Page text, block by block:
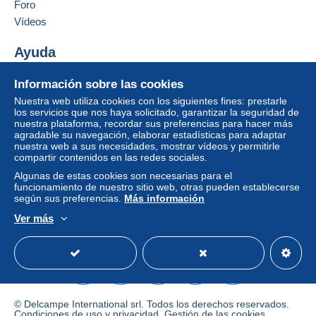
vendedor al comprador. Una compra no pagada
comprador.
cláusulas relativas al pago, estas se considerarán
nulas. Las condiciones de pago de la página web
Delcampe, tal y como se definen en las
condiciones de uso, son las únicas aplicables.
Las compras deben pagarse en un plazo de14
del vendedor.
Garantía:
Derecho de retracto
cargo del comprador.
Para saber el plazo de devolución y de reembolso
consulte las Condiciones de Uso
Añadir ese vendedor a los favoritos
Ocultar los objetos de este vendedor
Información sobre las cookies
Nuestra web utiliza cookies con los siguientes fines: prestarle
los servicios que nos haya solicitado, garantizar la seguridad de
nuestra plataforma, recordar sus preferencias para hacer más
agradable su navegación, elaborar estadísticas para adaptar
nuestra web a sus necesidades, mostrar vídeos y permitirle
compartir contenidos en las redes sociales.
Algunas de estas cookies son necesarias para el
funcionamiento de nuestro sitio web, otras pueden establecerse
según sus preferencias. Más información
Ver más
Foro
Vídeos
Ayuda
Comprar en Delcampe
Vender en Delcampe
Una página securizada
© Delcampe International srl. Todos los derechos reservados.
Condiciones de uso y privacidad Gestión de las cookies